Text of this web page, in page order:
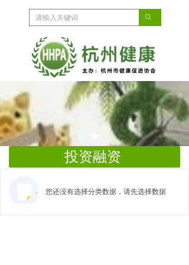
ꄙ
投资融资
您还没有选择分类数据，请先选择数据